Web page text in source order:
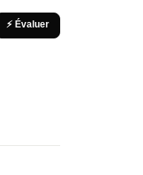
⚡ Évaluer